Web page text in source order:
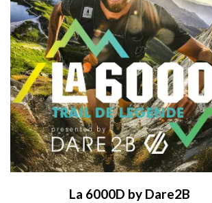
La 6000D by Dare2B